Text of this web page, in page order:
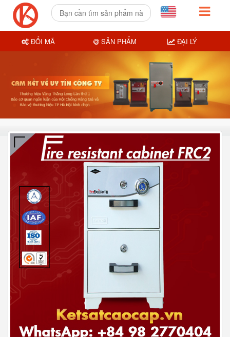
ĐỔI MÃ SẢN PHẨM ĐẠI LÝ